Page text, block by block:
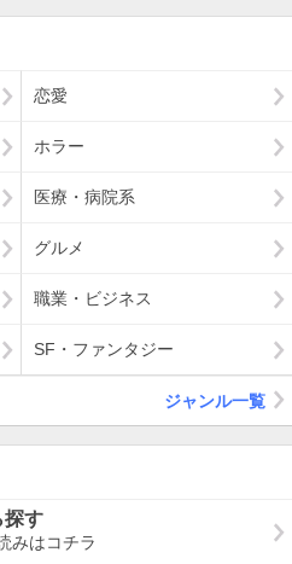
恋愛
ホラー
医療・病院系
グルメ
職業・ビジネス
SF・ファンタジー
ジャンル一覧
探す
みはコチラ